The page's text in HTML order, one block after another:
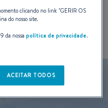
e a satisfação da
da linha.
clicando no link "GERIR OS
do nosso site.
da nossapolítica de privacidade.
ACEITAR TODOS